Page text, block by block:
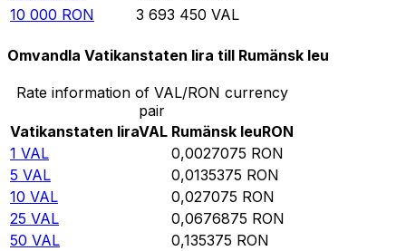
10 000 RON 3 693 450 VAL
Omvandla Vatikanstaten lira till Rumänsk leu
Rate information of VAL/RON currency
pair
Vatikanstaten liraVAL Rumänsk leuRON
1 VAL 0,0027075 RON
5 VAL 0,0135375 RON
10 VAL 0,027075 RON
25 VAL 0,0676875 RON
50 VAL 0,135375 RON